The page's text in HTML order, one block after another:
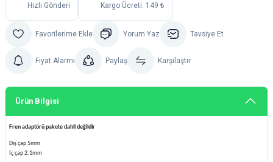
Hızlı Gönderi Kargo Ücreti: 149 ₺
Yorum Yaz Tavsiye Et
Fiyat Alarmı Paylaş Karşılaştır
Ürün Bilgisi
Fren adaptörü pakete dahil değildir
Dış çap 5mm
İç çap 2.1mm